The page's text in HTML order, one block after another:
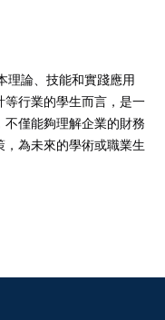
理論、技能和實踐應用
行業的學生而言，是一
僅能夠理解企業的財務
為未來的學術或職業生